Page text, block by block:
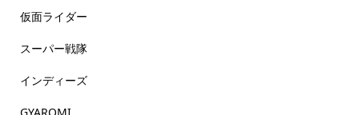
仮面ライダー
スーパー戦隊
インディーズ